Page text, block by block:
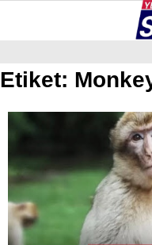
GALERİ VİDEO
KURTALAN
PERVARI
Etiket: